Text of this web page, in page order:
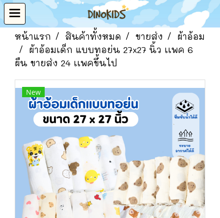
หน้าแรก สินค้าทั้งหมด ขายส่ง
ผ้าอ้อม
ผ้าอ้อมเด็ก แบบทอย่น 27x27 นิ้ว เเพค 6
ผืน ขายส่ง 24 เเพคขึ้นไป
New